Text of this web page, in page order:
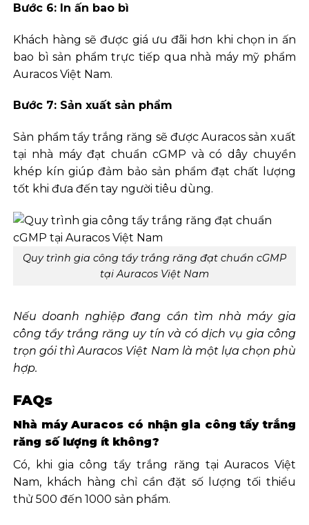
Bước 6: In ấn bao bì
Khách hàng sẽ được giá ưu đãi hơn khi chọn in ấn
bao bì sản phẩm trực tiếp qua nhà máy mỹ phẩm
Auracos Việt Nam.
Bước 7: Sản xuất sản phẩm
Sản phẩm tẩy trắng răng sẽ được Auracos sản xuất
tại nhà máy đạt chuẩn cGMP và có dây chuyền
khép kín giúp đảm bảo sản phẩm đạt chất lượng
tốt khi đưa đến tay người tiêu dùng.
Quy trình gia công tẩy trắng răng đạt chuẩn cGMP
tại Auracos Việt Nam
Nếu doanh nghiệp đang cần tìm nhà máy gia
công tẩy trắng răng uy tín và có dịch vụ gia công
trọn gói thì Auracos Việt Nam là một lựa chọn phù
hợp.
FAQs
Nhà máy Auracos có nhận gia công tẩy trắng
răng số lượng ít không?
Có, khi gia công tẩy trắng răng tại Auracos Việt
Nam, khách hàng chỉ cần đặt số lượng tối thiểu
thử 500 đến 1000 sản phẩm.